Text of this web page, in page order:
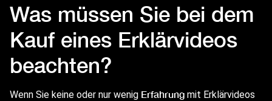
Was müssen Sie bei dem
Kauf eines Erklärvideos
beachten?
Wenn Sie keine oder nur wenig Erfahrung mit Erklärvideos